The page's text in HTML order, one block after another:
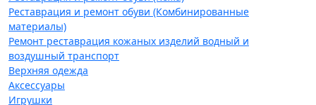
Реставрация и ремонт обуви (Комбинированные
материалы)
Ремонт реставрация кожаных изделий водный и
воздушный транспорт
Верхняя одежда
Аксессуары
Игрушки